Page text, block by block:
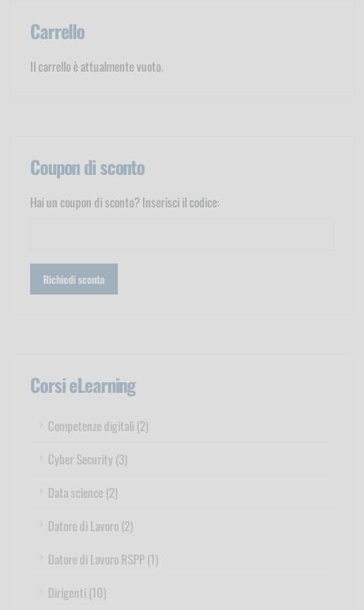
Carrello
Il carrello è attualmente vuoto.
Coupon di sconto
Hai un coupon di sconto? Inserisci il codice:
Corsi eLearning
Competenze digitali (2)
Cyber Security (3)
Data science (2)
Datore di Lavoro (2)
Datore di Lavoro RSPP (1)
Dirigenti (10)